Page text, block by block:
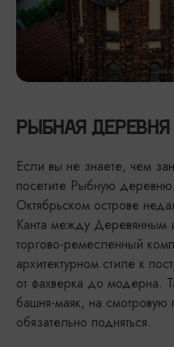
РЫБНАЯ ДЕРЕВНЯ
Если вы не знаете, чем
посетите Рыбную
Октябрьском острове
Канта между Деревянным
торгово-ремесленный
архитектурном стиле к
от фахверка до модерна.
башня-маяк, на
обязательно подняться.